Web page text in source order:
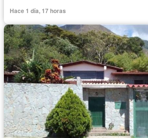
Hace 1 día, 17 horas